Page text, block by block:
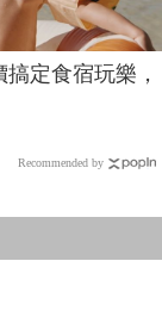
定食宿玩樂，
Recommended by